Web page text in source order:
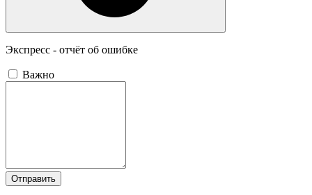
Экспресс - отчёт об ошибке
Важно
Отправить